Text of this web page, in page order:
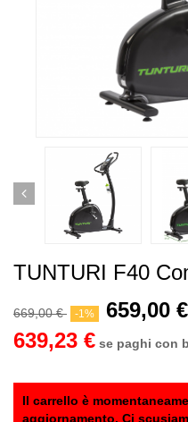
TUNTURI F40
669,00 € -1%
659,00 €
639,23 € se paghi con
Il carrello è
aggiornamento. Ci